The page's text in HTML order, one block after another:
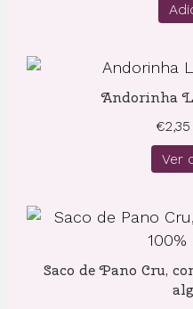
Andorinha
€2,35
Ver
Saco de Pano Cru,